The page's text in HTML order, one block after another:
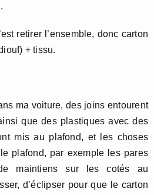
retirer l’ensemble, donc carton
+ tissu.
ma voiture, des joins entourent
que des plastiques avec des
mis au plafond, et les choses
plafond, par exemple les pares
maintiens sur les cotés au
d’éclipser pour que le carton